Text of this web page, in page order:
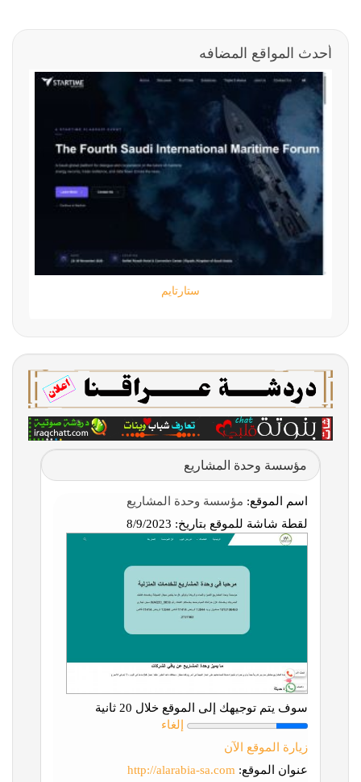
أحدث المواقع المضافه
ستارتايم
مؤسسة وحدة المشاريع
اسم الموقع: مؤسسة وحدة المشاريع
لقطة شاشة للموقع بتاريخ:
سوف يتم توجيهك إلى الموقع خلال 20 ثانية
إلغاء
زيارة الموقع الآن
عنوان الموقع: http://alarabia-sa.com